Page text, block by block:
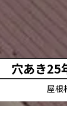
あき25
屋根